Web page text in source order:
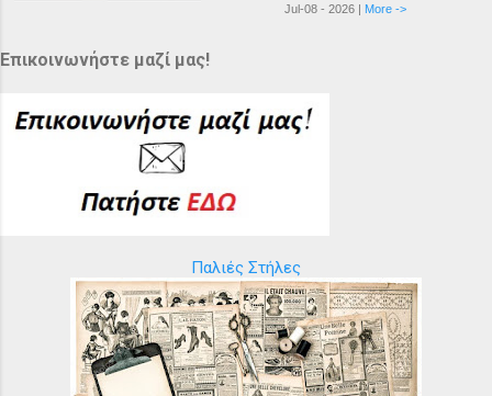
Jul-08 - 2026 | More ->
Επικοινωνήστε μαζί μας!
Παλιές Στήλες